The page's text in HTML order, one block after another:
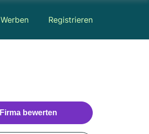
Werben Registrieren
Firma bewerten